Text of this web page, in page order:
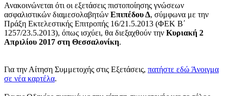
Ανακοινώνεται ότι οι εξετάσεις πιστοποίησης γνώσεων
ασφαλιστικών διαμεσολαβητών Επιπέδου Δ, σύμφωνα με την
Πράξη Εκτελεστικής Επιτροπής 16/21.5.2013 (ΦΕΚ Β΄
1257/23.5.2013), όπως ισχύει, θα διεξαχθούν την Κυριακή 2
Απριλίου 2017 στη Θεσσαλονίκη.
Για την Αίτηση Συμμετοχής στις Εξετάσεις, πατήστε εδώ Άνοιγμα
σε νέα καρτέλα.